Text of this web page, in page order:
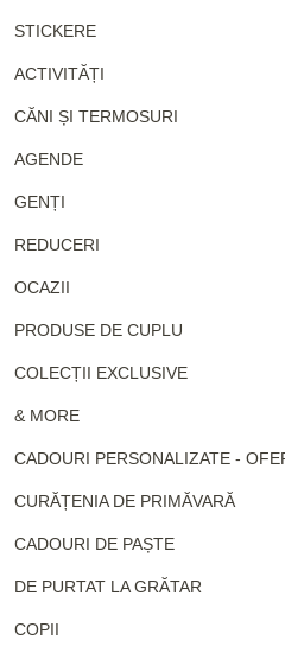
STICKERE
ACTIVITĂȚI
CĂNI ȘI TERMOSURI
AGENDE
GENȚI
REDUCERI
OCAZII
PRODUSE DE CUPLU
COLECȚII EXCLUSIVE
& MORE
CADOURI PERSONALIZATE -
CURĂȚENIA DE PRIMĂVARĂ
CADOURI DE PAȘTE
DE PURTAT LA GRĂTAR
COPII